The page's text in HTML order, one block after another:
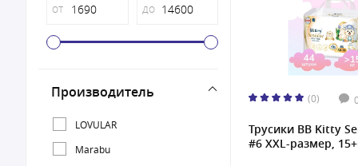
от до
Производитель
LOVULAR
Marabu
(0) 0
Трусики BB Kitty
#6 XXL-размер,